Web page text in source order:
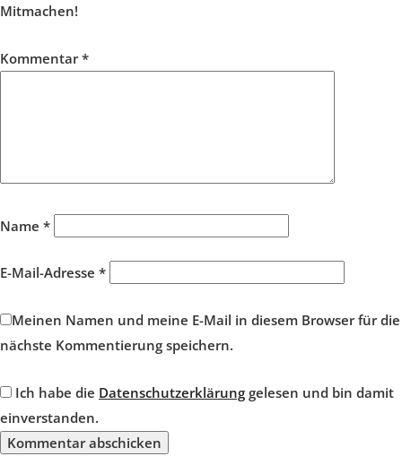
Mitmachen!
Kommentar*
Name *
E-Mail-Adresse *
Meinen Namen und meine E-Mail in diesem Browser für die
nächste Kommentierung speichern.
Ich habe die Datenschutzerklärung gelesen und bin damit
einverstanden.